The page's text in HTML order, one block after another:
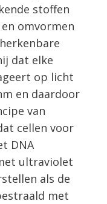
stoffen
omvormen
dat elke
op licht
en daardoor
van
cellen voor
DNA
ultraviolet
als de
met